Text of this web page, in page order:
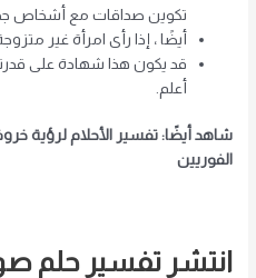
تكوين صداقات مع أشخاص
أيضًا ، إذا رأى امرأة غير
قد يكون هذا شهادة على
أعلم.
شاهد أيضًا: تفسير الأحلام لرؤية
الفوريين
انتشر تفسير حلم